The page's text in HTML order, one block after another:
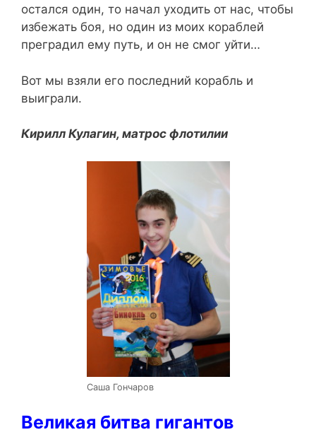
остался один, то начал уходить от нас, чтобы
избежать боя, но один из моих кораблей
преградил ему путь, и он не смог уйти…
Вот мы взяли его последний корабль и
выиграли.
Кирилл Кулагин, матрос флотилии
Саша Гончаров
Великая битва гигантов